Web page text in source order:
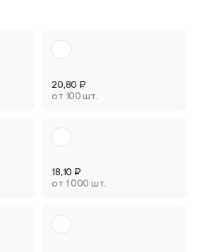
20,80 ₽
от 100 шт.
18,10 ₽
от 1 000 шт.